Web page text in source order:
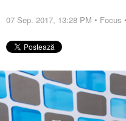
07 Sep. 2017, 13:28 PM • Focus •